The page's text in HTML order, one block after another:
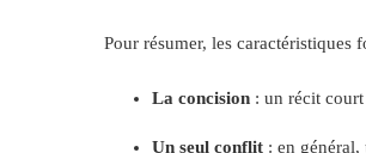
Pour résumer, les caractéristiques
La concision : un récit
Un seul conflit : en